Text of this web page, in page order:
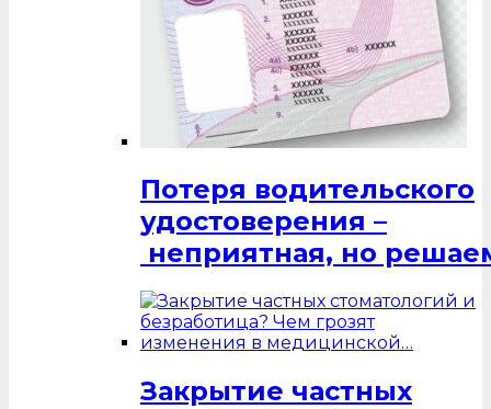
Потеря водительского
удостоверения –
неприятная, но
Закрытие частных